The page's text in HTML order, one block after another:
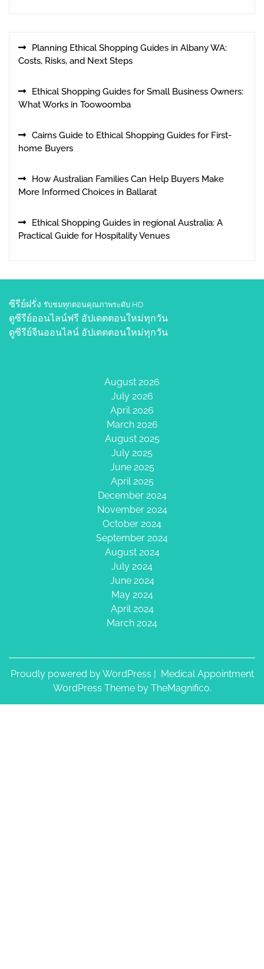
Planning Ethical Shopping Guides in Albany WA:
Costs, Risks, and Next Steps
Ethical Shopping Guides for Small Business Owners:
What Works in Toowoomba
Cairns Guide to Ethical Shopping Guides for First-
home Buyers
How Australian Families Can Help Buyers Make
More Informed Choices in Ballarat
Ethical Shopping Guides in regional Australia: A
Practical Guide for Hospitality Venues
ซีรีย์ฝรั่ง รับชมทุกตอนคุณภาพระดับ HD
ดูซีรีย์ออนไลน์ฟรี อัปเดตตอนใหม่ทุกวัน
ดูซีรีย์จีนออนไลน์ อัปเดตตอนใหม่ทุกวัน
August 2026
July 2026
April 2026
March 2026
August 2025
July 2025
June 2025
April 2025
December 2024
November 2024
October 2024
September 2024
August 2024
July 2024
June 2024
May 2024
April 2024
March 2024
Proudly powered by WordPress | Medical Appointment
WordPress Theme by TheMagnifico.